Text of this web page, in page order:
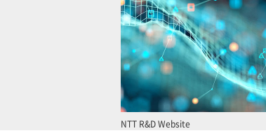
NTT R&D Website